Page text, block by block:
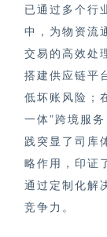
已通过多个行
中，为物资流
交易的高效处
搭建供应链平
低坏账风险；
一体”跨境服
践突显了司库
略作用，印证
通过定制化解
竞争力。